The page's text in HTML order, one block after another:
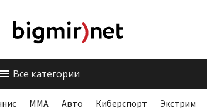
Все категории
ММА Авто Киберспорт Экстрим